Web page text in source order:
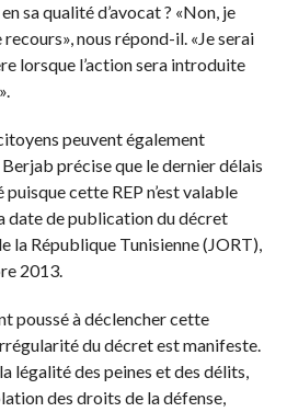
sa qualité d’avocat ? «Non, je
nous répond-il. «Je serai
lorsque l’action sera introduite
peuvent également
précise que le dernier délais
cette REP n’est valable
date de publication du décret
la République Tunisienne (JORT),
2013.
poussé à déclencher cette
du décret est manifeste.
légalité des peines et des délits,
des droits de la défense,